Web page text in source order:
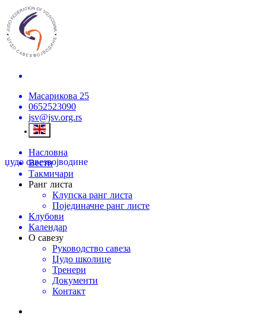
Масарикова 25
0652523090
jsv@jsv.org.rs
џудо савезвојводине
Насловна
Вести
Такмичари
Ранг листа
Клупска ранг листа
Појединачне ранг листе
Клубови
Календар
О савезу
Руководство савеза
Џудо школице
Тренери
Документи
Контакт